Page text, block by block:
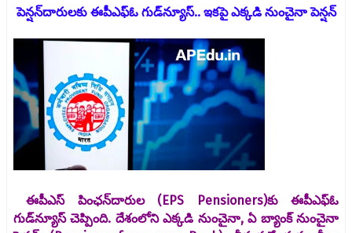
పెన్షన్‌దారులకు ఈపీఎఫ్‌ఓ గుడ్‌న్యూస్‌.. ఇకపై ఎక్కడి నుంచైనా పెన్షన్‌
ఈపీఎస్‌ పింఛన్‌దారుల (EPS Pensioners)కు ఈపీఎఫ్‌ఓ
గుడ్‌న్యూస్‌ చెప్పింది. దేశంలోని ఎక్కడి నుంచైనా, ఏ బ్యాంక్‌ నుంచైనా